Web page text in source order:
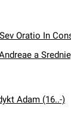
Oratio In
a
Adam (16..-)